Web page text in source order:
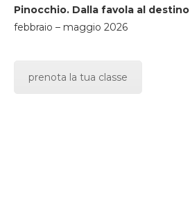
Pinocchio. Dalla favola al destino
febbraio – maggio 2026
prenota la tua classe